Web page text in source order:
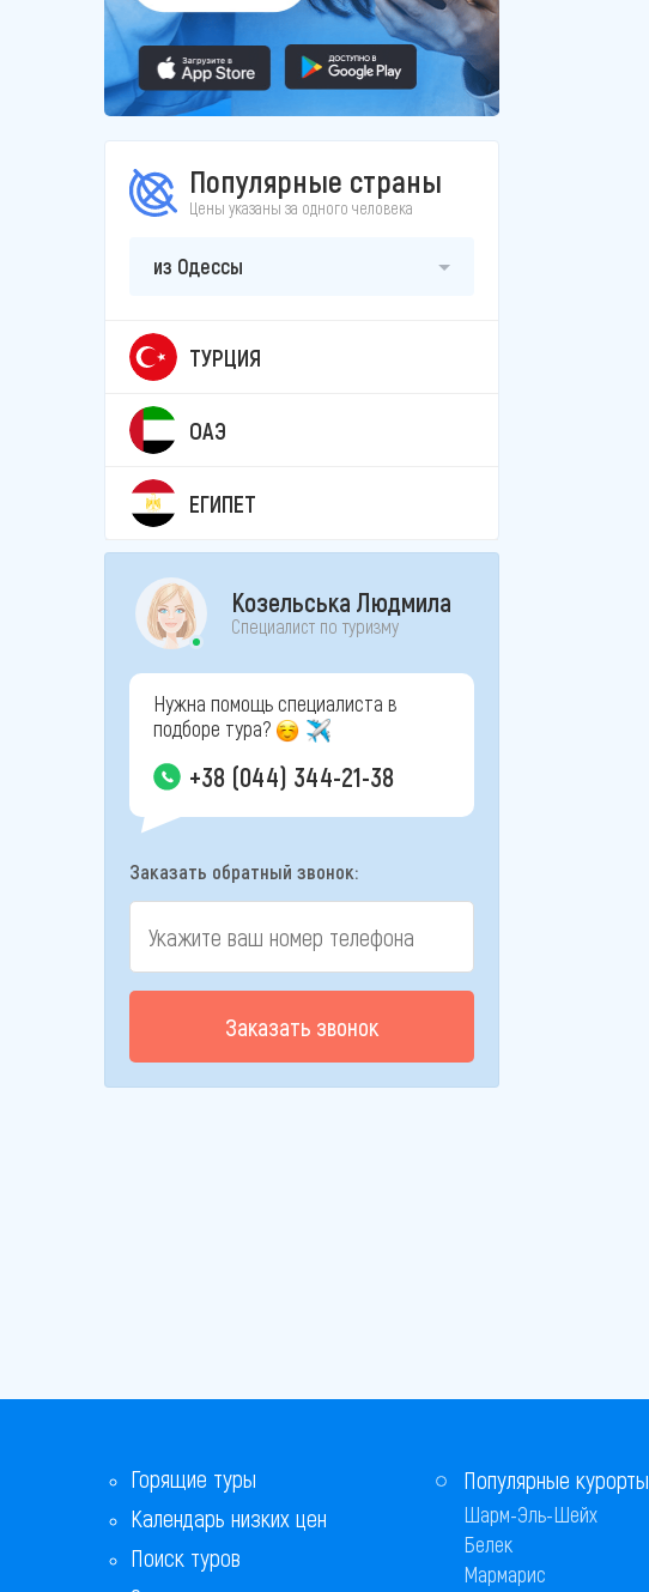
Популярные страны
Цены указаны за одного человека
из Одессы
ТУРЦИЯ
ОАЭ
ЕГИПЕТ
Козельська Людмила
Специалист по туризму
Нужна помощь специалиста в
подборе тура?
+38 (044) 344-21-38
Заказать обратный звонок:
Заказать звонок
Горящие туры
Календарь низких цен
Поиск туров
Популярные курорты
Шарм-Эль-Шейх
Белек
Мармарис